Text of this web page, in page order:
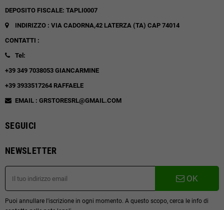
DEPOSITO FISCALE: TAPLI0007
INDIRIZZO : VIA CADORNA,42 LATERZA (TA) CAP 74014
CONTATTI :
Tel:
+39 349 7038053 GIANCARMINE
+39 3933517264 RAFFAELE
EMAIL : GRSTORESRL@GMAIL.COM
SEGUICI
NEWSLETTER
OK
Puoi annullare l'iscrizione in ogni momento. A questo scopo, cerca le info di